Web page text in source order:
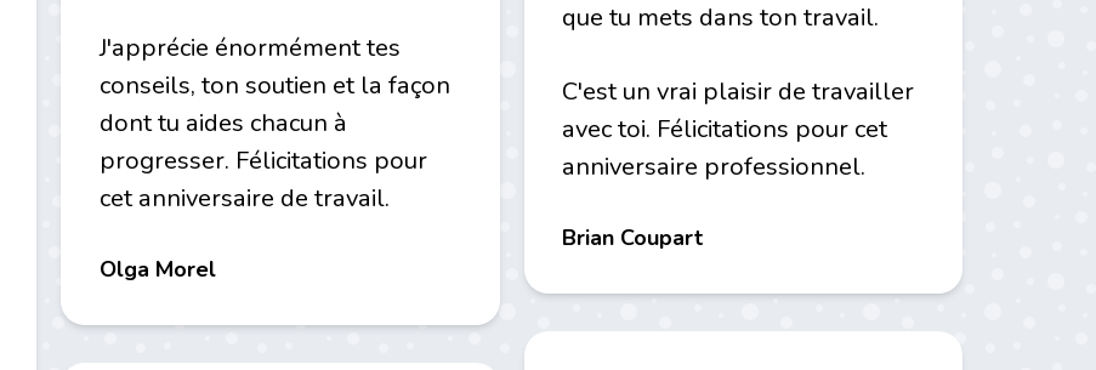
J'apprécie énormément tes
conseils, ton soutien et la façon
dont tu aides chacun à
progresser. Félicitations pour
cet anniversaire de travail.
Olga Morel
que tu mets dans ton travail.
C'est un vrai plaisir de travailler
avec toi. Félicitations pour cet
anniversaire professionnel.
Brian Coupart